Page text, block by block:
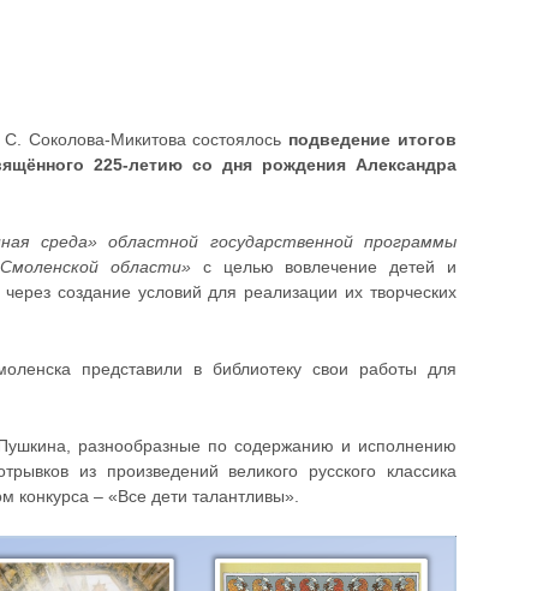
Соколова-Микитова состоялось подведение итогов
225-летию со дня рождения Александра
среда» областной государственной программы
области»с целью вовлечение детей и
создание условий для реализации их творческих
представили в библиотеку свои работы для
разнообразные по содержанию и исполнению
из произведений великого русского классика
– «Все дети талантливы».